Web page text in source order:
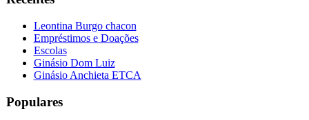
Leontina Burgo chacon
Empréstimos e Doações
Escolas
Ginásio Dom Luiz
Ginásio Anchieta ETCA
Populares